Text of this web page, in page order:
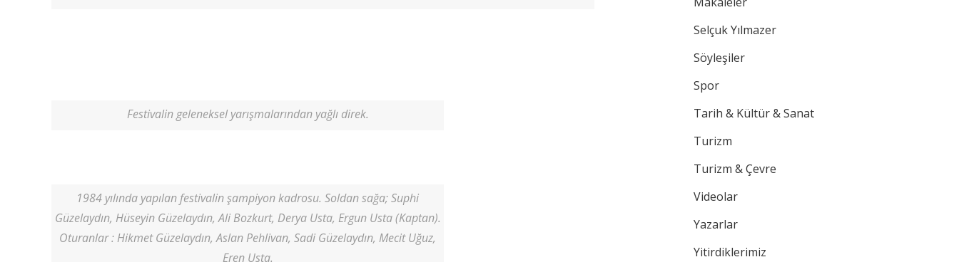
Festivalin geleneksel yarışmalarından yağlı direk.
1984 yılında yapılan festivalin şampiyon kadrosu. Soldan sağa; Suphi
Güzelaydın, Hüseyin Güzelaydın, Ali Bozkurt, Derya Usta, Ergun Usta (Kaptan).
Oturanlar : Hikmet Güzelaydın, Aslan Pehlivan, Sadi Güzelaydın, Mecit Uğuz,
Eren Usta.
Selçuk Yılmazer
Söyleşiler
Spor
Tarih & Kültür & Sanat
Turizm
Turizm & Çevre
Videolar
Yazarlar
Yitirdiklerimiz